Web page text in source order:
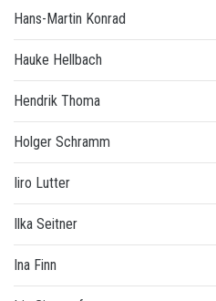
Hans-Martin Konrad
Hauke Hellbach
Hendrik Thoma
Holger Schramm
Iiro Lutter
Ilka Seitner
Ina Finn